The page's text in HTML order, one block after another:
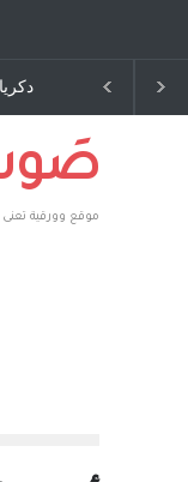
دكريات كتب
يقهر
موقع وورقية تعنى